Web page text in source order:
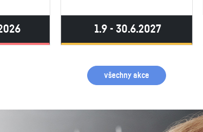
1.9 - 30.6.2027
všechny akce